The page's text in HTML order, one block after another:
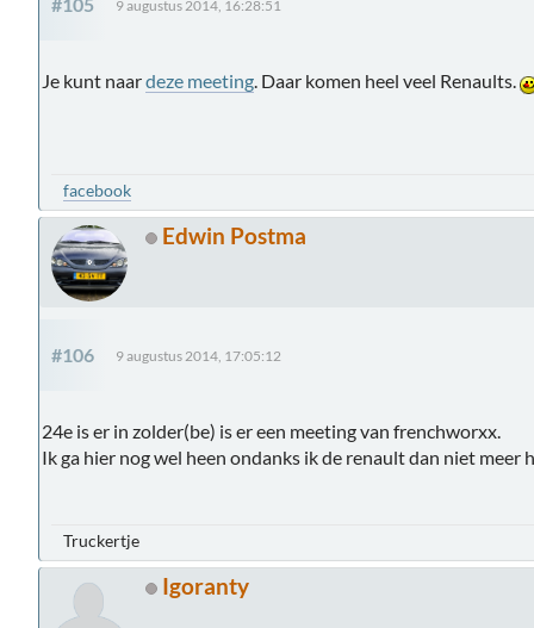
9 augustus 2014, 16:28:51
Je kunt naardeze meeting . Daar komen heel veel Renaults.
facebook
Edwin Postma
#106 9 augustus 2014, 17:05:12
24e is er in zolder(be) is er een meeting van frenchworxx.
Ik ga hier nog wel heen ondanks ik de renault dan niet meer
Truckertje
Igoranty